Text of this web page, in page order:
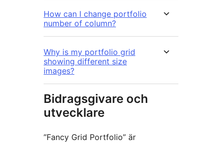
How can I change portfolio
number of column?
Why is my portfolio grid
showing different size
images?
Bidragsgivare och
utvecklare
”Fancy Grid Portfolio” är